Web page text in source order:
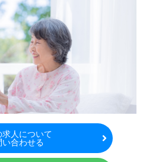
求人について
い合わせる